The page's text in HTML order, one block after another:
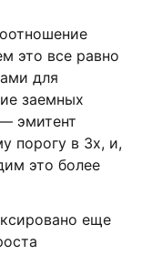
это все равно
для
заемных
эмитент
порогу в 3х, и,
это более
еще